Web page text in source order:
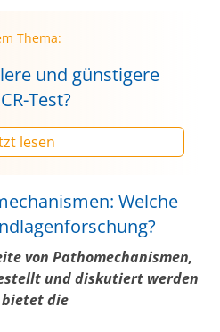
Thema:
und günstigere
Test?
lesen
Welche
von Pathomechanismen,
und diskutiert werden
bietet die